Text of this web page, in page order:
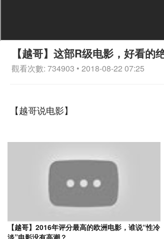
【越哥】这部R级电影，好看的
觀看次數: 734903 • 2018-08-22 07:25
【越哥说电影】
【越哥】2016年评分最高的欧洲电影，谁说“性冷
淡”电影没有高潮？